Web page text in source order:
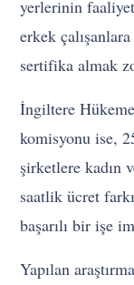
yerlerinin
erkek
sertifika almak
İngiltere
komisyonu ise,
şirketlere kadın
saatlik ücret
başarılı bir işe
Yapılan